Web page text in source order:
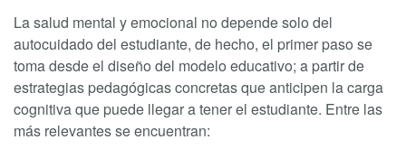
La salud mental y emocional no depende solo del
autocuidado del estudiante, de hecho, el primer paso se
toma desde el diseño del modelo educativo; a partir de
estrategias pedagógicas concretas que anticipen la carga
cognitiva que puede llegar a tener el estudiante. Entre las
más relevantes se encuentran: